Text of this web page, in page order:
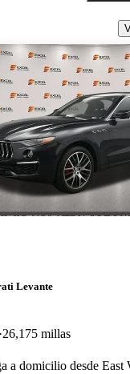
Levante
26,175 millas
a domicilio desde East